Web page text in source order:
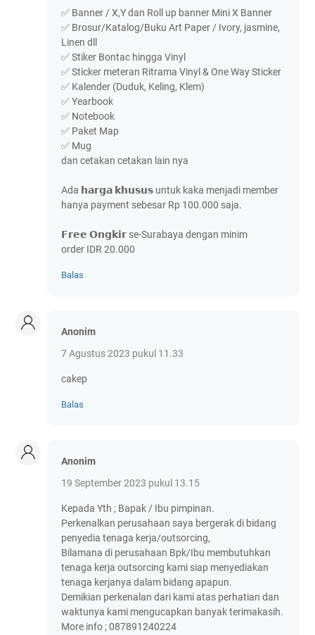
✅ Banner / X,Y dan Roll up banner Mini X Banner
✅ Brosur/Katalog/Buku Art Paper / Ivory, jasmine,
Linen dll
✅ Stiker Bontac hingga Vinyl
✅ Sticker meteran Ritrama Vinyl & One Way Sticker
✅ Kalender (Duduk, Keling, Klem)
✅ Yearbook
✅ Notebook
✅ Paket Map
✅ Mug
dan cetakan cetakan lain nya
Ada 𝗵𝗮𝗿𝗴𝗮 𝗸𝗵𝘂𝘀𝘂𝘀 untuk kaka menjadi member
hanya payment sebesar Rp 100.000 saja.
𝗙𝗿𝗲𝗲 𝗢𝗻𝗴𝗸𝗶𝗿 se-Surabaya dengan minim
order IDR 20.000
Balas
Anonim
7 Agustus 2023 pukul 11.33
cakep
Balas
Anonim
19 September 2023 pukul 13.15
Kepada Yth ; Bapak / Ibu pimpinan.
Perkenalkan perusahaan saya bergerak di bidang
penyedia tenaga kerja/outsorcing,
Bilamana di perusahaan Bpk/Ibu membutuhkan
tenaga kerja outsorcing kami siap menyediakan
tenaga kerjanya dalam bidang apapun.
Demikian perkenalan dari kami atas perhatian dan
waktunya kami mengucapkan banyak terimakasih.
More info ; 087891240224